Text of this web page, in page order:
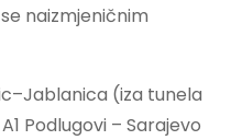
naizmjeničnim
(iza tunela
Podlugovi – Sarajevo